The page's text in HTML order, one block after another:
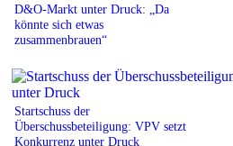
D&O-Markt unter Druck: „Da
könnte sich etwas
zusammenbrauen“
Startschuss der
Überschussbeteiligung: VPV setzt
Konkurrenz unter Druck